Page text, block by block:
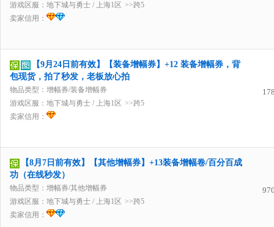
游戏区服： 地下城与勇士 / 上海1区 >>跨5
卖家信用：
【9月24日前有效】【装备增幅券】+12 装备增幅券，背
包现货，拍了秒发，老板放心拍
物品类型：增幅券/装备增幅券
游戏区服： 地下城与勇士 / 上海1区 >>跨5
卖家信用：
【8月7日前有效】【其他增幅券】+13装备增幅卷/百分百成
功（在线秒发）
物品类型：增幅券/其他增幅券
游戏区服： 地下城与勇士 / 上海1区 >>跨5
卖家信用：